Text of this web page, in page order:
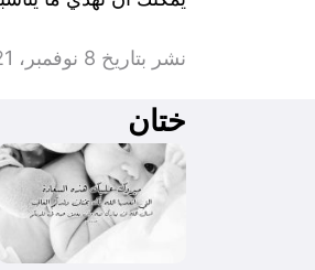
نشر بتاريخ 8 نوفمبر، 2021
ختان